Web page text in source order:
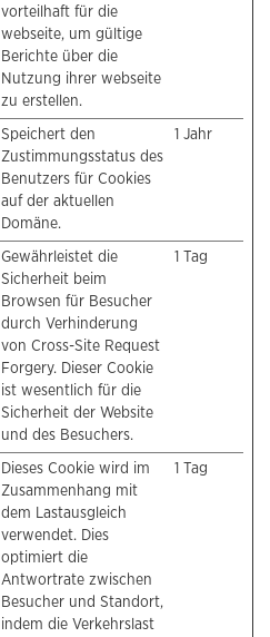
vorteilhaft für die
webseite, um gültige
Berichte über die
Nutzung ihrer webseite
zu erstellen.
Speichert den
Zustimmungsstatus des
Benutzers für Cookies
auf der aktuellen
Domäne.
1 Jahr
Gewährleistet die
Sicherheit beim
Browsen für Besucher
durch Verhinderung
von Cross-Site Request
Forgery. Dieser Cookie
ist wesentlich für die
Sicherheit der Website
und des Besuchers.
1 Tag
Dieses Cookie wird im
Zusammenhang mit
dem Lastausgleich
verwendet. Dies
optimiert die
Antwortrate zwischen
Besucher und Standort,
indem die Verkehrslast
1 Tag